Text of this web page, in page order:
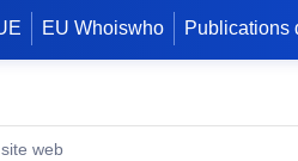
EU Whoiswho Publications
web